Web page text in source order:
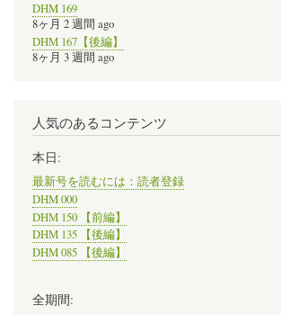
DHM 169
8ヶ月 2 週間 ago
DHM 167【後編】
8ヶ月 3 週間 ago
人気のあるコンテンツ
本日:
最新号を読むには：読者登録
DHM 000
DHM 150 【前編】
DHM 135 【後編】
DHM 085 【後編】
全期間: